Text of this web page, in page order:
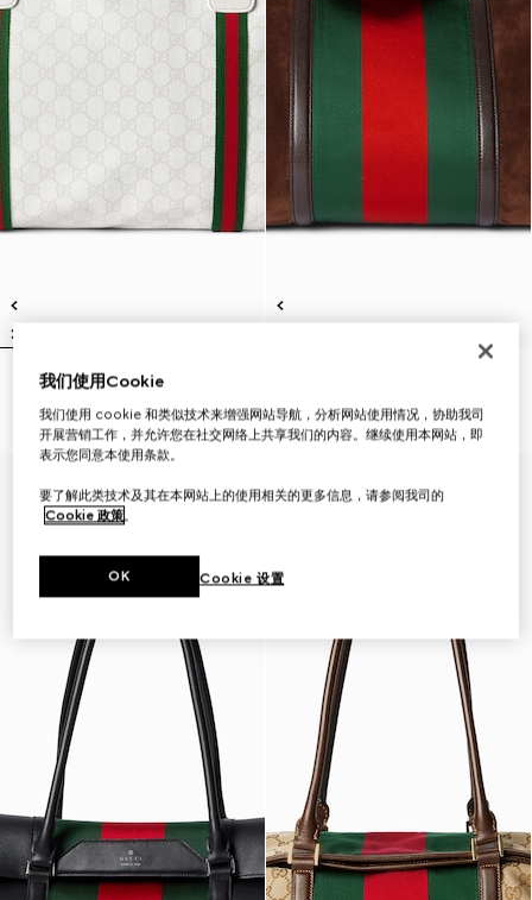
饰织带中号旅行包
€ 1.990
€ 4.265
我们使用Cookie
我们使用 cookie 和类似技术来增强网站导航，分析网站使用情况，协助我司
开展营销工作，并允许您在社交网络上共享我们的内容。继续使用本网站，即
表示您同意本使用条款。
要了解此类技术及其在本网站上的使用相关的更多信息，请参阅我司的
Cookie 政策。
Cookie 设置
OK